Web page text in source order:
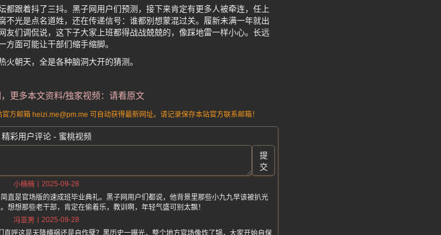
都跟着抖了三抖。黑子网用户们预测，接下来肯定有更多人被牵连，任上
不光是点名道姓，还在传递信号：谁都别想蒙混过关。履新未满一年就出
友们调侃说，这下子大家上班都得战战兢兢的，像踩地雷一样小心。长远
面可能让干部们缩手缩脚。
朝天，全是各种脑洞大开的猜测。
更多本文资料/独家视频：请看原文
方邮箱 heizi.me@pm.me 可自动获得最新网址。请记录保存本站官方联系邮箱！
精彩用户评论 - 蜜桃视频
提
交
小楠楠
2025-09-28
直是官场版的速成班毕业典礼。黑子网用户们都说，他背景里那些小九九早该被扒光
想想那些老干部，肯定在偷着乐，教训啊，年轻气盛可别太飘！
冯亚男
2025-09-28